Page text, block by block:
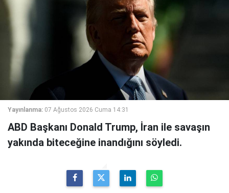
Yayınlanma: 07 Ağustos 2026 Cuma 14:31
ABD Başkanı Donald Trump, İran ile savaşın
yakında biteceğine inandığını söyledi.